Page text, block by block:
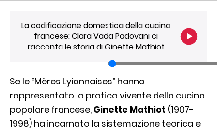
La codificazione domestica della cucina
francese: Clara Vada Padovani ci
racconta le storia di Ginette Mathiot
Se le “Mères Lyionnaises” hanno
rappresentato la pratica vivente della cucina
popolare francese, Ginette Mathiot (1907-
1998) ha incarnato la sistemazione teorica e